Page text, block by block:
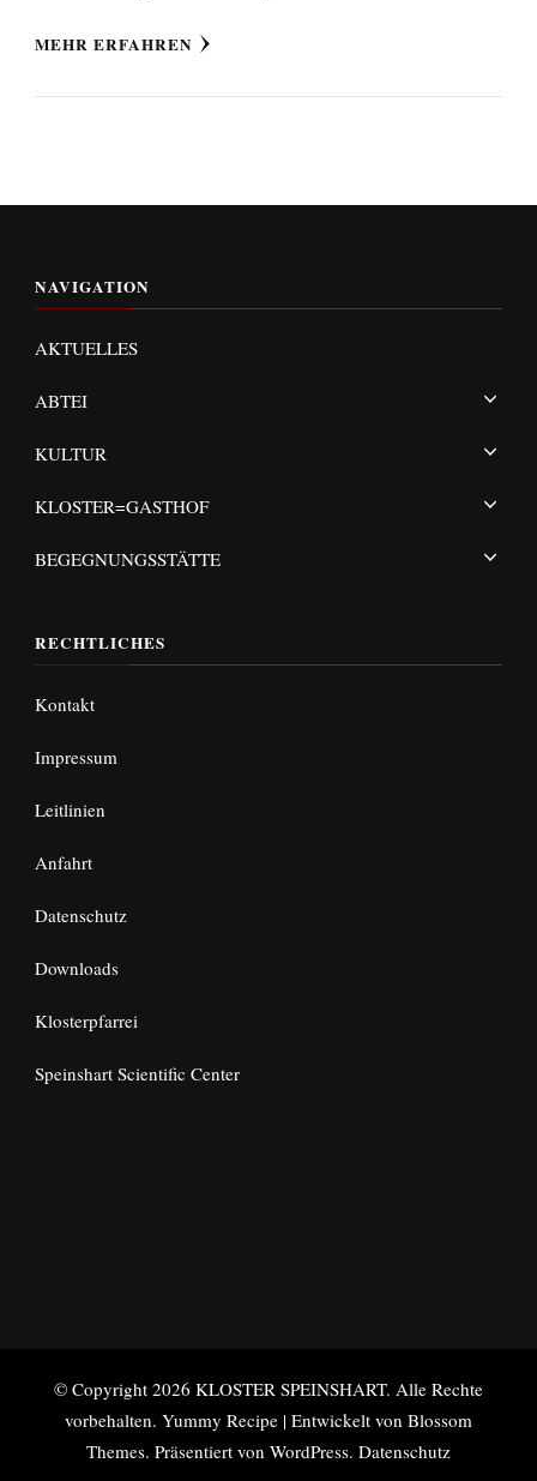
MEHR ERFAHREN
NAVIGATION
AKTUELLES
ABTEI
KULTUR
KLOSTER=GASTHOF
BEGEGNUNGSSTÄTTE
RECHTLICHES
Kontakt
Impressum
Leitlinien
Anfahrt
Datenschutz
Downloads
Klosterpfarrei
Speinshart Scientific Center
© Copyright 2026 KLOSTER SPEINSHART. Alle Rechte
vorbehalten. Yummy Recipe | Entwickelt von Blossom
Themes. Präsentiert von WordPress. Datenschutz